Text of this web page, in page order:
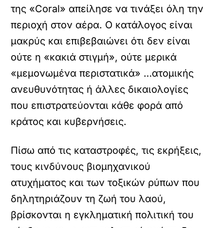
της «Coral» απείλησε να τινάξει όλη την
περιοχή στον αέρα. Ο κατάλογος είναι
μακρύς και επιβεβαιώνει ότι δεν είναι
ούτε η «κακιά στιγμή», ούτε μερικά
«μεμονωμένα περιστατικά» …ατομικής
ανευθυνότητας ή άλλες δικαιολογίες
που επιστρατεύονται κάθε φορά από
κράτος και κυβερνήσεις.
Πίσω από τις καταστροφές, τις εκρήξεις,
τους κινδύνους βιομηχανικού
ατυχήματος και των τοξικών ρύπων που
δηλητηριάζουν τη ζωή του λαού,
βρίσκονται η εγκληματική πολιτική του